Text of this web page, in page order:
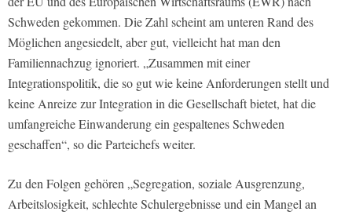
Schweden gekommen. Die Zahl scheint am unteren Rand des
Möglichen angesiedelt, aber gut, vielleicht hat man den
Familiennachzug ignoriert. „Zusammen mit einer
Integrationspolitik, die so gut wie keine Anforderungen stellt und
keine Anreize zur Integration in die Gesellschaft bietet, hat die
umfangreiche Einwanderung ein gespaltenes Schweden
geschaffen“, so die Parteichefs weiter.
Zu den Folgen gehören „Segregation, soziale Ausgrenzung,
Arbeitslosigkeit, schlechte Schulergebnisse und ein Mangel an